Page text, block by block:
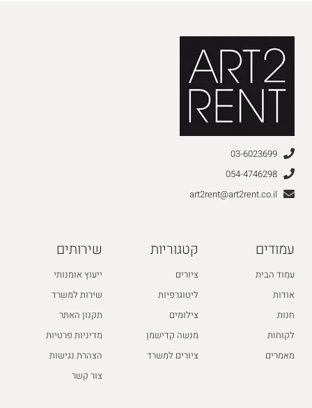
03-6023699
054-4746298
art2rent@art2rent.co.il
עמודים
עמוד הבית
אודות
חנות
לקוחות
מאמרים
קטגוריות
ציורים
ליטוגרפיות
צילומים
מנשה קדישמן
ציורים למשרד
שירותים
ייעוץ אומנותי
שירות למשרד
תקנון האתר
מדיניות פרטיות
הצהרת נגישות
צור קשר